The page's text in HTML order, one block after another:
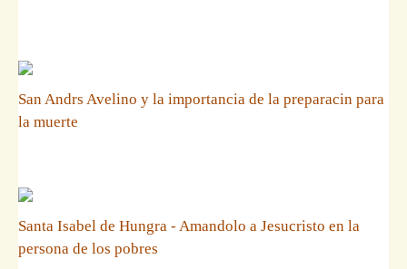
San Andrs Avelino y la importancia de la preparacin para
la muerte
Santa Isabel de Hungra - Amandolo a Jesucristo en la
persona de los pobres